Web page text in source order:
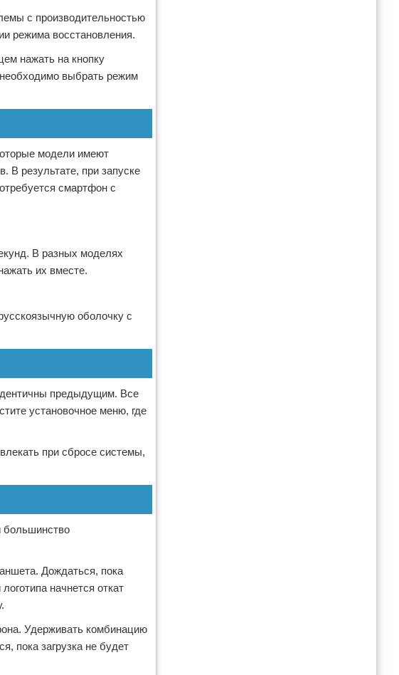
с производительностью
режима восстановления.
нажать на кнопку
необходимо выбрать режим
модели имеют
В результате, при запуске
смартфон с
В разных моделях
их вместе.
оболочку с
предыдущим. Все
установочное меню, где
при сбросе системы,
большинство
Дождаться, пока
начнется откат
Удерживать комбинацию
пока загрузка не будет